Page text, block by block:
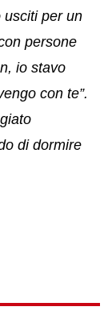
usciti per un
persone
io stavo
con te”.
di dormire